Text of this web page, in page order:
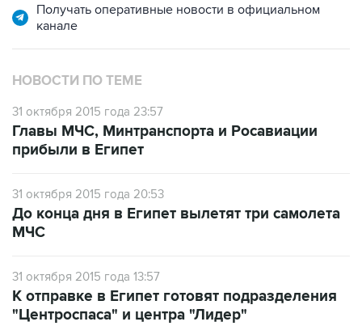
Получать оперативные новости в официальном
канале
НОВОСТИ ПО ТЕМЕ
31 октября 2015 года 23:57
Главы МЧС, Минтранспорта и Росавиации
прибыли в Египет
31 октября 2015 года 20:53
До конца дня в Египет вылетят три самолета
МЧС
31 октября 2015 года 13:57
К отправке в Египет готовят подразделения
"Центроспаса" и центра "Лидер"